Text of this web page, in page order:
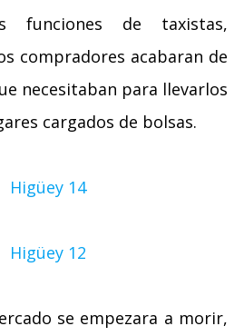
funciones de taxistas,
compradores acabaran de
necesitaban para llevarlos
cargados de bolsas.
se empezara a morir,